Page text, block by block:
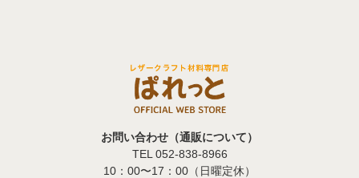
お問い合わせ（通販について）
TEL 052-838-8966
10：00〜17：00（日曜定休）